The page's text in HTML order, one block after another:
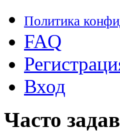
Политика
FAQ
Вход
Часто